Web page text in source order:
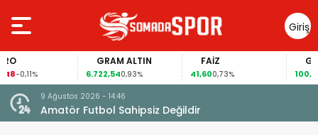
Giriş
Yap
GRAM ALTIN
6.722,540,93%
FAİZ
0,73%
GÜMÜŞ
100,98 3,49%
9 Ağustos 2026 - 14:46
Amatör Futbol Sahipsiz Değildir